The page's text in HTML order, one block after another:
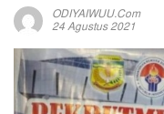
ODIYAIWUU.com
24 Agustus 2021